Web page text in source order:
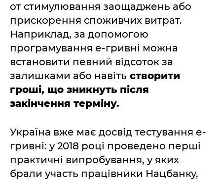
от стимулювання заощаджень або
прискорення споживчих витрат.
Наприклад, за допомогою
програмування е-гривні можна
встановити певний відсоток за
залишками або навіть створити
гроші, що зникнуть після
закінчення терміну.
Україна вже має досвід тестування е-
гривні: у 2018 році проведено перші
практичні випробування, у яких
брали участь працівники Нацбанку,